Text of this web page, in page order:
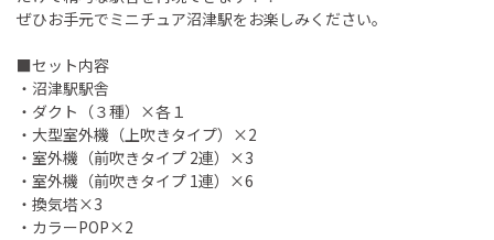
ぜひお手元でミニチュア沼津駅をお楽しみください。
■セット内容
・沼津駅駅舎
・ダクト（３種）×各１
・大型室外機（上吹きタイプ）×2
・室外機（前吹きタイプ 2連）×3
・室外機（前吹きタイプ 1連）×6
・換気塔×3
・カラーPOP×2